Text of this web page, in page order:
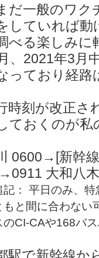
だ一般のワク
していれば動
べる楽しみに
、2021年3月
っており経路
時刻が改正さ
ておくのが私
0600→[新幹
大和八木
記： 平日のみ、
もと間に合わない
のCI-CAや168バ